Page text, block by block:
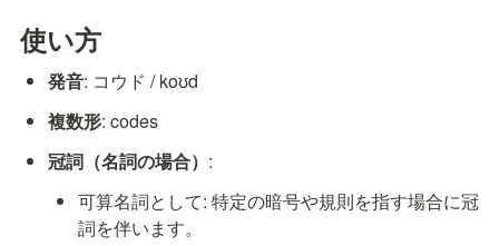
使い方
発音: コウド / koʊd
複数形: codes
冠詞（名詞の場合） :
可算名詞として: 特定の暗号や規則を指す場合に冠
詞を伴います。